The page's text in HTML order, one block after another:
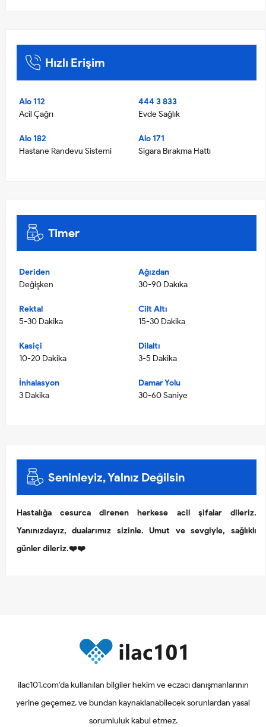
Hızlı Erişim
Alo 112
Acil Çağrı
444 3 833
Evde Sağlık
Alo 182
Hastane Randevu Sistemi
Alo 171
Sigara Bırakma Hattı
Timer
Deriden
Değişken
Ağızdan
30-90 Dakıka
Rektal
5-30 Dakika
Cilt Altı
15-30 Dakika
Kasiçi
10-20 Dakika
Dilaltı
3-5 Dakika
İnhalasyon
3 Dakika
Damar Yolu
30-60 Saniye
Seninleyiz, Yalnız Değilsin
Hastalığa cesurca direnen herkese acil şifalar dileriz.
Yanınızdayız, dualarımız sizinle. Umut ve sevgiyle, sağlıklı
günler dileriz.❤️❤️
ilac101.com'da kullanılan bilgiler hekim ve eczacı danışmanlarının
yerine geçemez. ve bundan kaynaklanabilecek sorunlardan yasal
sorumluluk kabul etmez.